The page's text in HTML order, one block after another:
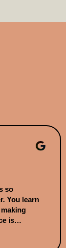
so
You learn
is
you